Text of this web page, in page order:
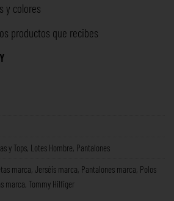
y colores
productos que recibes
y Tops Lotes Hombre Pantalones
marca Jerséis marca Pantalones marca Polos
marca Tommy Hilfiger